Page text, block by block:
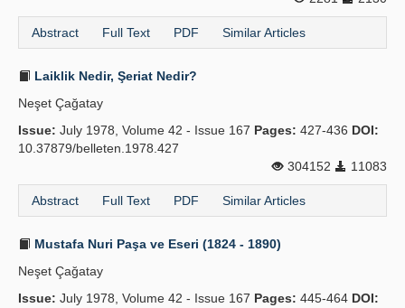
Abstract Full Text PDF Similar Articles
Laiklik Nedir, Şeriat Nedir?
Neşet Çağatay
Issue: July 1978, Volume 42 - Issue 167 Pages: 427-436 DOI:
10.37879/belleten.1978.427
304152
11083
Abstract Full Text PDF Similar Articles
Mustafa Nuri Paşa ve Eseri (1824 - 1890)
Neşet Çağatay
Issue: July 1978, Volume 42 - Issue 167 Pages: 445-464 DOI: